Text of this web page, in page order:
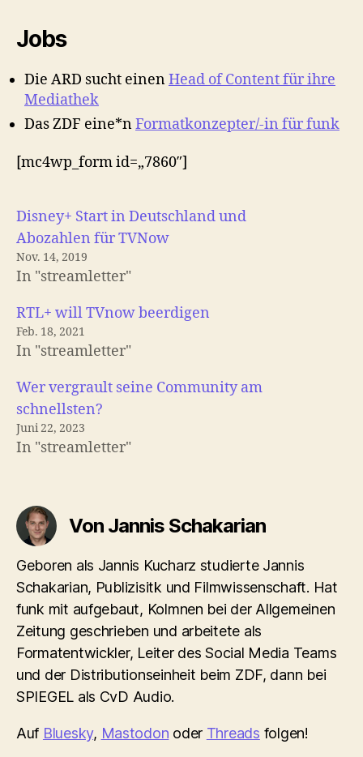
Jobs
Die ARD sucht einenHead of Content für ihre
Mediathek
Das ZDF eine*nFormatkonzepter/-in für funk
[mc4wp_form id=„7860″]
Disney+ Start in Deutschland und
Abozahlen für TVNow
Nov. 14, 2019
In "streamletter"
RTL+ will TVnow beerdigen
Feb. 18, 2021
In "streamletter"
Wer vergrault seine Community am
schnellsten?
Juni 22, 2023
In "streamletter"
Von Jannis Schakarian
Geboren als Jannis Kucharz studierte Jannis
Schakarian, Publizisitk und Filmwissenschaft. Hat
funk mit aufgebaut, Kolmnen bei der Allgemeinen
Zeitung geschrieben und arbeitete als
Formatentwickler, Leiter des Social Media Teams
und der Distributionseinheit beim ZDF, dann bei
SPIEGEL als CvD Audio.
Auf Bluesky, Mastodon oder Threads folgen!